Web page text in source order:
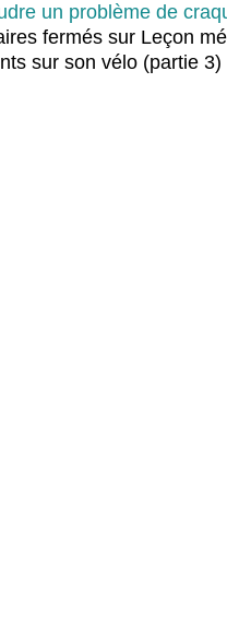
un problème de
fermés sur Leçon
sur son vélo (partie 3)